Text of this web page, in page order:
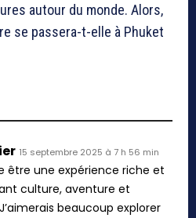
autour du monde. Alors,
se passera-t-elle à Phuket
15 septembre 2025 à 7 h 56 min
être une expérience riche et
culture, aventure et
beaucoup explorer